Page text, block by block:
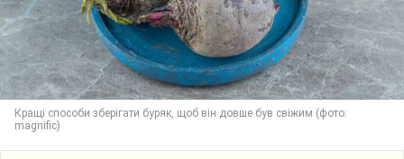
Кращі способи зберігати буряк, щоб він довше був свіжим (фото:
magnific)